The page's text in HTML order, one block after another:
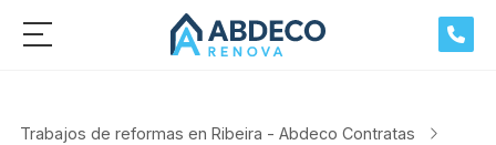
Trabajos de reformas en Ribeira - Abdeco Contratas